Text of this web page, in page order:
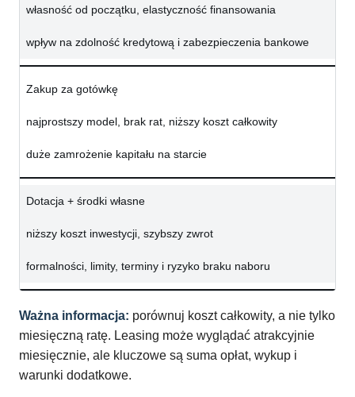
własność od początku, elastyczność finansowania
wpływ na zdolność kredytową i zabezpieczenia bankowe
Zakup za gotówkę
najprostszy model, brak rat, niższy koszt całkowity
duże zamrożenie kapitału na starcie
Dotacja + środki własne
niższy koszt inwestycji, szybszy zwrot
formalności, limity, terminy i ryzyko braku naboru
Ważna informacja: porównuj koszt całkowity, a nie tylko
miesięczną ratę. Leasing może wyglądać atrakcyjnie
miesięcznie, ale kluczowe są suma opłat, wykup i
warunki dodatkowe.